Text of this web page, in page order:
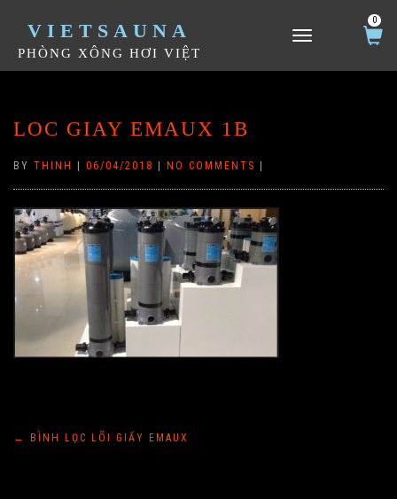
VIETSAUNA
PHÒNG XÔNG HƠI VIỆT
TOGGLE NAVIGATION
0
LOC GIAY EMAUX 1B
BY THINH 06/04/2018 NO COMMENTS
Điều
← BÌNH LỌC LÕI GIẤY EMAUX